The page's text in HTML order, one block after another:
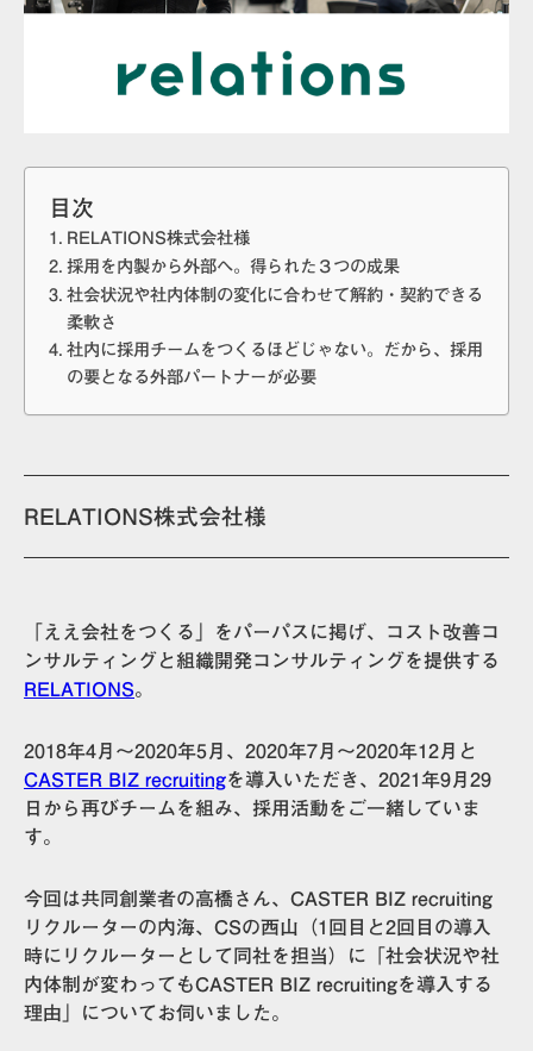
目次
RELATIONS株式会社様
採用を内製から外部へ。得られた３つの成果
社会状況や社内体制の変化に合わせて解約・契約できる
柔軟さ
社内に採用チームをつくるほどじゃない。だから、採用
の要となる外部パートナーが必要
RELATIONS株式会社様
「ええ会社をつくる」をパーパスに掲げ、コスト改善コ
ンサルティングと組織開発コンサルティングを提供する
RELATIONS。
2018年4月〜2020年5月、2020年7月〜2020年12月と
CASTER BIZ recruitingを導入いただき、2021年9月29
日から再びチームを組み、採用活動をご一緒していま
す。
今回は共同創業者の高橋さん、CASTER BIZ recruiting
リクルーターの内海、CSの西山（1回目と2回目の導入
時にリクルーターとして同社を担当）に「社会状況や社
内体制が変わってもCASTER BIZ recruitingを導入する
理由」についてお伺いました。